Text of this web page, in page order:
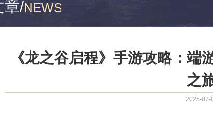
章/NEWS
《龙之谷启程》手游攻略：端
之
2025-07-